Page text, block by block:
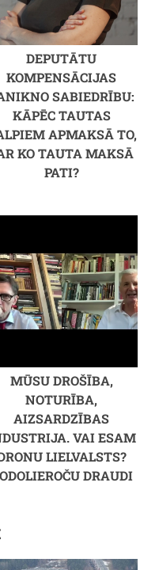
DEPUTĀTU
KOMPENSĀCIJAS
SABIEDRĪBU:
KĀPĒC TAUTAS
APMAKSĀ TO,
KO TAUTA MAKSĀ
PATI?
MŪSU DROŠĪBA,
NOTURĪBA,
AIZSARDZĪBAS
VAI ESAM
LIELVALSTS?
DRAUDI